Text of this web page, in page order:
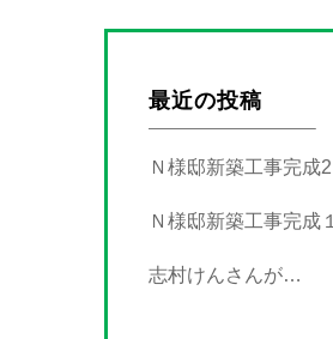
最近の投稿
Ｎ様邸新築工事完成2
Ｎ様邸新築工事完成１
志村けんさんが…